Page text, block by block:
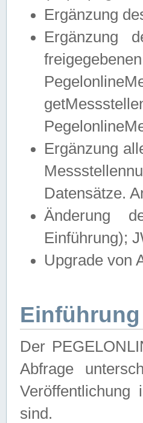
Ergänzung
Ergänzung
Ergänzung
Datensätze.
Änderung
Einführung);
Upgrade von
Einführung
Der
Abfrage
sind.